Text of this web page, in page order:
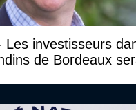
Les investisseurs
de Bordeaux